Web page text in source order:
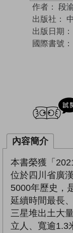
作者： 段
出版社：
出版日期：
國際書號：
內容簡介
本書榮獲「
位於四川省廣
5000年歷史，
延續時間最長
三星堆出土大
立人、寬逾1.3